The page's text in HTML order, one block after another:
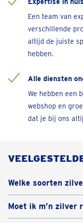
Elisabethlaan 4
Geopend• Sluit om 17:30
Bel 032 - 81 16 11
Afspraak
Nationalestraat 64
Geopend• Sluit om 17:30
Geopend
• Sluit om 17:30
Bel 011936526
Een team van
verschillende
altijd de juiste
hebben.
Alle diensten
We hebben een
webshop en
dat je bij ons
Welke soorten
Bij
zilver verkopen,
Moet ik m’n zilver
Je hoeft je zilver